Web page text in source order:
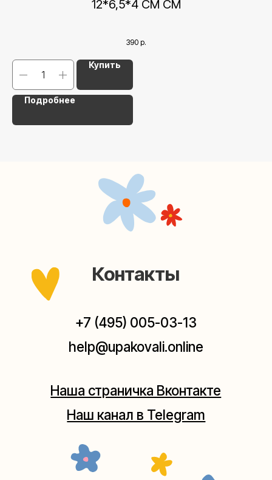
12*6,5*4 СМ СМ
390 р.
Купить
Подробнее
Мастерские упаковки подарков работают без
выходных, с 10 до 20 часов. Пишите, звоните,
заходите — всегда рады помочь!
Москва, ул.Плющиха, дом 42
Москва, ул.Таганская, дом 25-27
(как пройти)
Мастерская на Плющихе
Наш канал в Telegram